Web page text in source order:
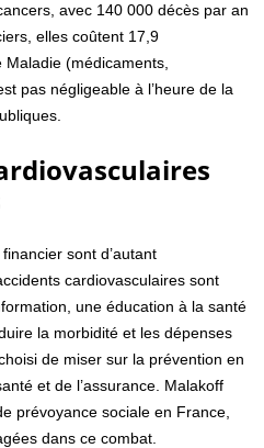
avec 140 000 décès par an
elles coûtent 17,9
Maladie (médicaments,
pas négligeable à l’heure de la
sont d’autant
cardiovasculaires sont
une éducation à la santé
la morbidité et les dépenses
de miser sur la prévention en
et de l’assurance. Malakoff
prévoyance sociale en France,
dans ce combat.